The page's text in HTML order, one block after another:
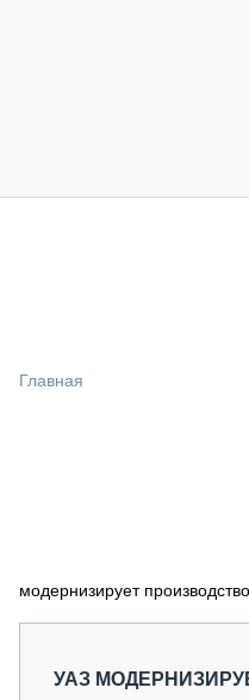
СПЕЦПРОЕКТЫ
О ПРОЕКТЕ
Главная
модернизирует производство
УАЗ